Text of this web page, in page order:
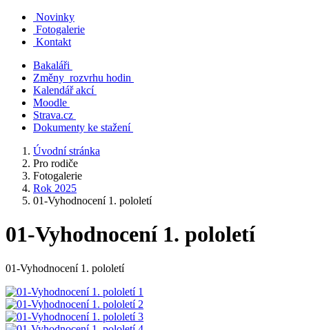
Novinky
Fotogalerie
Kontakt
Bakaláři
Změny rozvrhu hodin
Kalendář akcí
Moodle
Strava.cz
Dokumenty ke stažení
Úvodní stránka
Pro rodiče
Fotogalerie
Rok 2025
01-Vyhodnocení 1. pololetí
01-Vyhodnocení 1. pololetí
01-Vyhodnocení 1. pololetí